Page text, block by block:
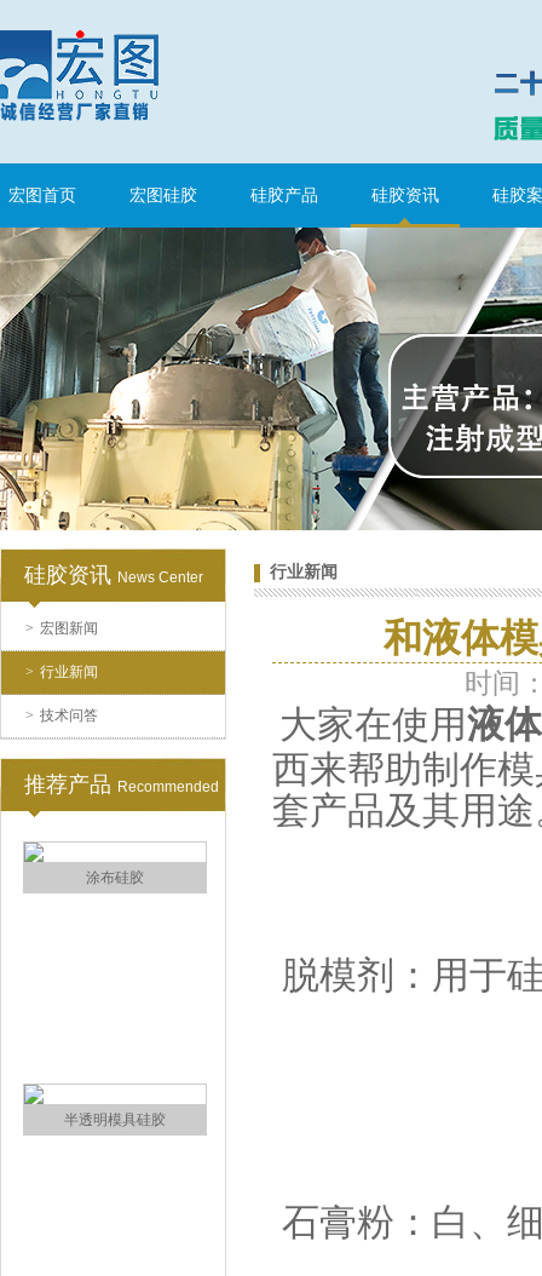
宏图首页 宏图硅胶 硅胶产品 硅胶资讯 硅胶
硅胶资讯 News Center
> 宏图新闻
> 行业新闻
> 技术问答
推荐产品 Recommended
水泥地暖模块模具硅胶
眼镜鼻托专用注射硅胶
涂布硅胶
行业新闻
和液体
时间
大家在使用液
西来帮助制作
套产品及其用
脱模剂：用于
石膏粉：白、